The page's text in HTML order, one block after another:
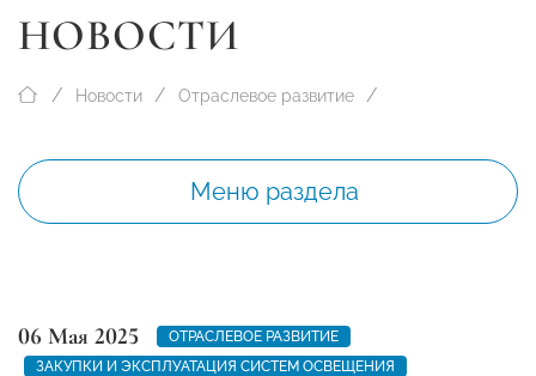
НОВОСТИ
Новости Отраслевое развитие
Меню раздела
06 Мая 2025
ОТРАСЛЕВОЕ РАЗВИТИЕ
ЗАКУПКИ И ЭКСПЛУАТАЦИЯ СИСТЕМ ОСВЕЩЕНИЯ